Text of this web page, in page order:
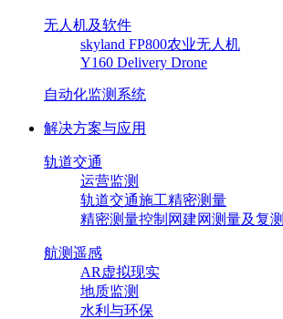
无人机及软件
skyland FP800农业无人机
Y160 Delivery Drone
自动化监测系统
解决方案与应用
轨道交通
运营监测
轨道交通施工精密测量
精密测量控制网建网测量及复测
航测遥感
AR虚拟现实
地质监测
水利与环保